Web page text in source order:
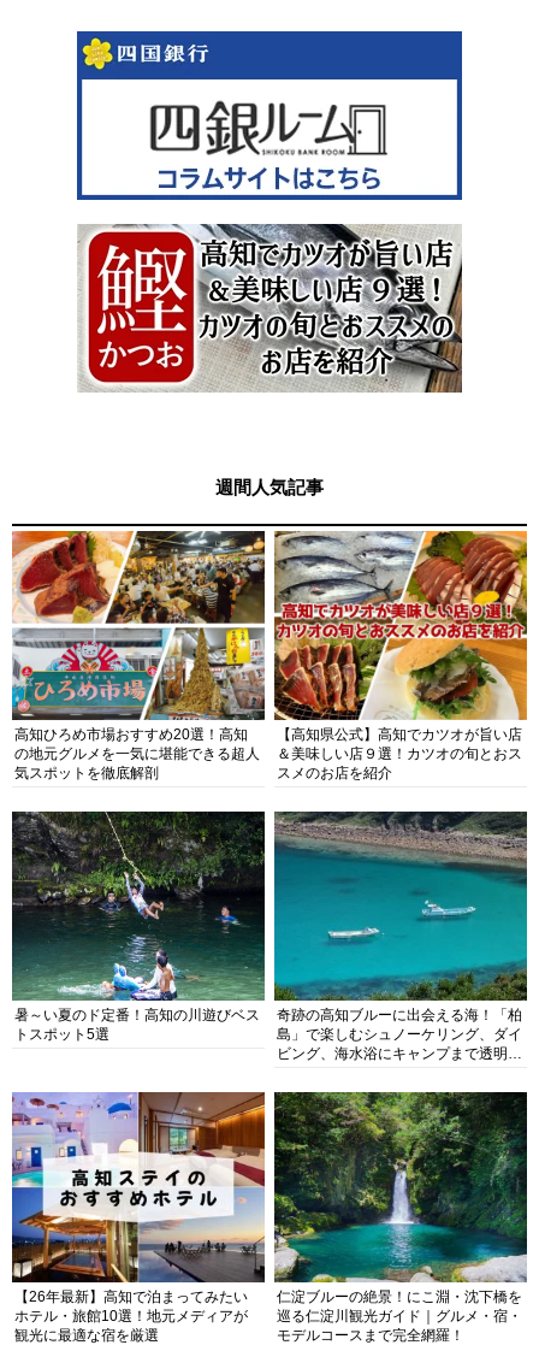
週間人気記事
高知ひろめ市場おすすめ20選！高知
の地元グルメを一気に堪能できる超人
気スポットを徹底解剖
【高知県公式】高知でカツオが旨い店
＆美味しい店９選！カツオの旬とおス
スメのお店を紹介
暑～い夏のド定番！高知の川遊びベス
トスポット5選
奇跡の高知ブルーに出会える海！「柏
島」で楽しむシュノーケリング、ダイ
ビング、海水浴にキャンプまで透明度
【26年最新】高知で泊まってみたい
ホテル・旅館10選！地元メディアが
観光に最適な宿を厳選
仁淀ブルーの絶景！にこ淵・沈下橋を
巡る仁淀川観光ガイド｜グルメ・宿・
モデルコースまで完全網羅！